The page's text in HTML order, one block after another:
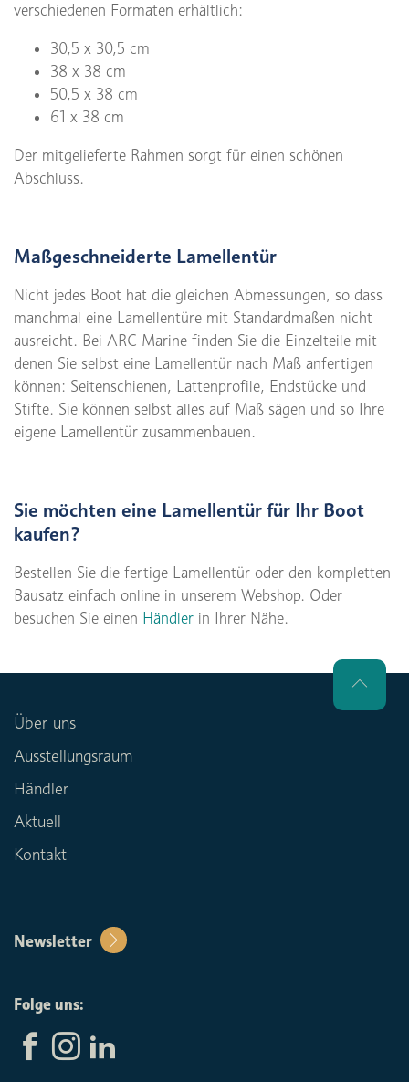
verschiedenen Formaten erhältlich:
30,5 x 30,5 cm
38 x 38 cm
50,5 x 38 cm
61 x 38 cm
Der mitgelieferte Rahmen sorgt für einen schönen
Abschluss.
Maßgeschneiderte Lamellentür
Nicht jedes Boot hat die gleichen Abmessungen, so dass
manchmal eine Lamellentüre mit Standardmaßen nicht
ausreicht. Bei ARC Marine finden Sie die Einzelteile mit
denen Sie selbst eine Lamellentür nach Maß anfertigen
können: Seitenschienen, Lattenprofile, Endstücke und
Stifte. Sie können selbst alles auf Maß sägen und so Ihre
eigene Lamellentür zusammenbauen.
Sie möchten eine Lamellentür für Ihr Boot
kaufen?
Bestellen Sie die fertige Lamellentür oder den kompletten
Bausatz einfach online in unserem Webshop. Oder
besuchen Sie einen Händler in Ihrer Nähe.
Über uns
Ausstellungsraum
Händler
Aktuell
Kontakt
Newsletter
Folge uns: